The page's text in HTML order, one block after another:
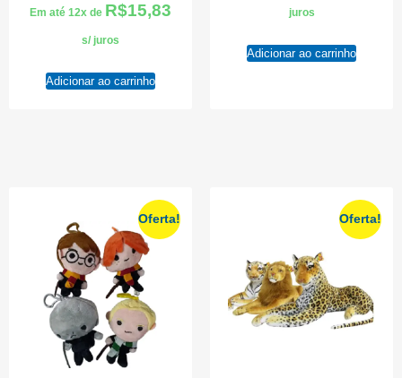
Em até 12x de R$15,83
s/ juros
Adicionar ao carrinho
juros
Adicionar ao carrinho
Oferta! Oferta!